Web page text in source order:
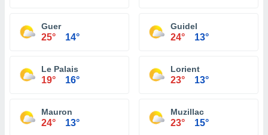
Guer
25° 14°
Guidel
24° 13°
Le Palais
19° 16°
Lorient
23° 13°
Mauron
24° 13°
Muzillac
23° 15°